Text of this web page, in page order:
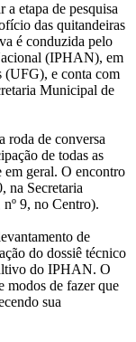
a etapa de pesquisa
das quitandeiras
é conduzida pelo
(IPHAN), em
(UFG), e conta com
Municipal de
roda de conversa
de todas as
em geral. O encontro
na Secretaria
9, no Centro).
de
do dossiê técnico
do IPHAN. O
modos de fazer que
sua